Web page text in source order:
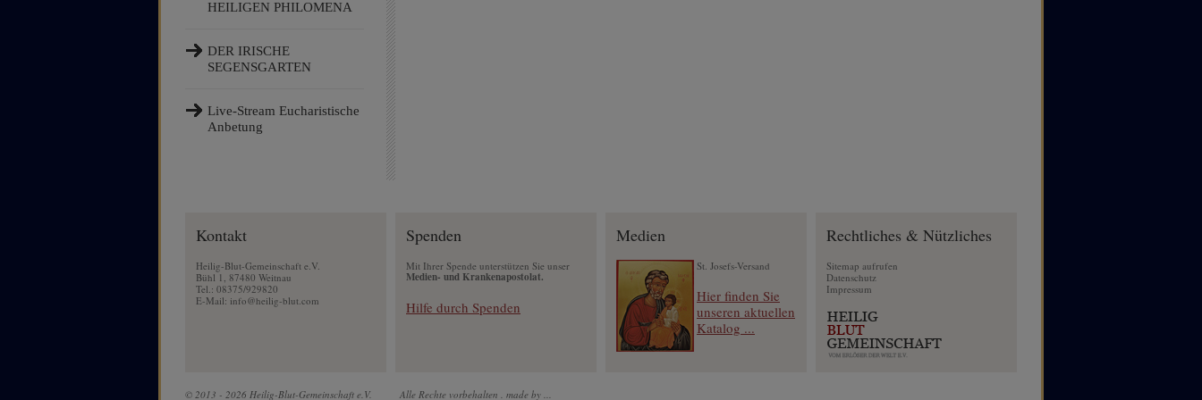
HEILIGEN PHILOMENA
DER IRISCHE
SEGENSGARTEN
Live-Stream Eucharistische
Anbetung
Kontakt
Heilig-Blut-Gemeinschaft e.V.
Bühl 1, 87480 Weitnau
Tel.: 08375/929820
E-Mail: info@heilig-blut.com
Spenden
Mit Ihrer Spende unterstützen Sie unser
Medien- und Krankenapostolat.
Hilfe durch Spenden
Medien
St. Josefs-Versand
Hier finden Sie
unseren aktuellen
Katalog ...
Rechtliches & Nützliches
Sitemap aufrufen
Datenschutz
Impressum
© 2013 - 2026 Heilig-Blut-Gemeinschaft e.V. Alle Rechte vorbehalten . made by ...